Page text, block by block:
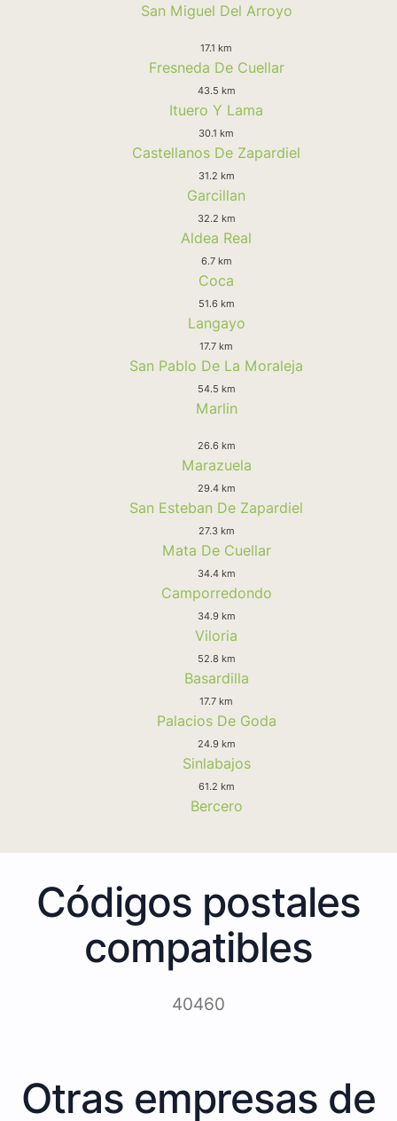
San Miguel Del Arroyo
17.1 km
Fresneda De Cuellar
43.5 km
Ituero Y Lama
30.1 km
Castellanos De Zapardiel
31.2 km
Garcillan
32.2 km
Aldea Real
6.7 km
Coca
51.6 km
Langayo
17.7 km
San Pablo De La Moraleja
54.5 km
Marlin
26.6 km
Marazuela
29.4 km
San Esteban De Zapardiel
27.3 km
Mata De Cuellar
34.4 km
Camporredondo
34.9 km
Viloria
52.8 km
Basardilla
17.7 km
Palacios De Goda
24.9 km
Sinlabajos
61.2 km
Bercero
Códigos postales
compatibles
40460
Otras empresas de